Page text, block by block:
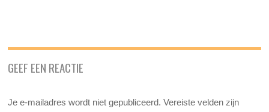
GEEF EEN REACTIE
Je e-mailadres wordt niet gepubliceerd. Vereiste velden zijn